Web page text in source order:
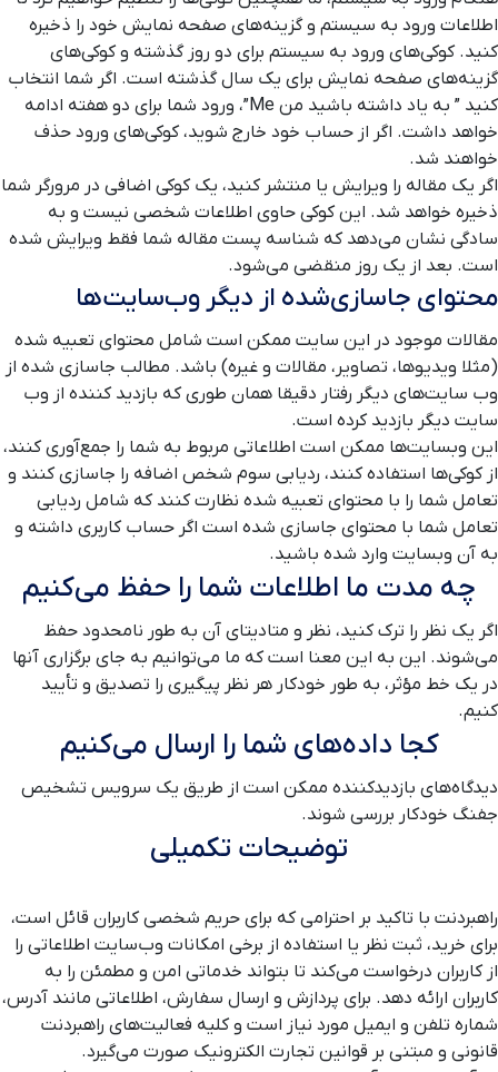
اطلاعات ورود به سیستم و گزینه‌های صفحه نمایش خود را ذخیره
کنید. کوکی‌های ورود به سیستم برای دو روز گذشته و کوکی‌های
گزینه‌های صفحه نمایش برای یک سال گذشته است. اگر شما انتخاب
کنید ” به یاد داشته باشید من Me”، ورود شما برای دو هفته ادامه
خواهد داشت. اگر از حساب خود خارج شوید، کوکی‌های ورود حذف
خواهند شد.
اگر یک مقاله را ویرایش یا منتشر کنید، یک کوکی اضافی در مرورگر شما
ذخیره خواهد شد. این کوکی حاوی اطلاعات شخصی نیست و به
سادگی نشان می‌دهد که شناسه پست مقاله شما فقط ویرایش شده
است. بعد از یک روز منقضی می‌شود.
محتوای جاسازی‌شده از دیگر وب‌سایت‌ها
مقالات موجود در این سایت ممکن است شامل محتوای تعبیه شده
(مثلا ویدیوها، تصاویر، مقالات و غیره) باشد. مطالب جاسازی شده از
وب سایت‌های دیگر رفتار دقیقا همان طوری که بازدید کننده از وب
سایت دیگر بازدید کرده است.
این وبسایت‌ها ممکن است اطلاعاتی مربوط به شما را جمع‌آوری کنند،
از کوکی‌ها استفاده کنند، ردیابی سوم شخص اضافه را جاسازی کنند و
تعامل شما را با محتوای تعبیه شده نظارت کنند که شامل ردیابی
تعامل شما با محتوای جاسازی شده است اگر حساب کاربری داشته و
به آن وبسایت وارد شده باشید.
چه مدت ما اطلاعات شما را حفظ می‌کنیم
اگر یک نظر را ترک کنید، نظر و متادیتای آن به طور نامحدود حفظ
می‌شوند. این به این معنا است که ما می‌توانیم به جای برگزاری آنها
در یک خط مؤثر، به طور خودکار هر نظر پیگیری را تصدیق و تأیید
کنیم.
کجا داده‌های شما را ارسال می‌کنیم
دیدگاه‌های بازدیدکننده ممکن است از طریق یک سرویس تشخیص
جفنگ خودکار بررسی شوند.
توضیحات تکمیلی
راهبردنت با تاکید بر احترامی که برای حریم شخصی کاربران قائل است،
برای خرید، ثبت نظر یا استفاده از برخی امکانات وب‌سایت اطلاعاتی را
از کاربران درخواست می‌کند تا بتواند خدماتی امن و مطمئن را به
کاربران ارائه دهد. برای پردازش و ارسال سفارش، اطلاعاتی مانند آدرس،
شماره تلفن و ایمیل مورد نیاز است و کلیه فعالیت‌های راهبردنت
قانونی و مبتنی بر قوانین تجارت الکترونیک صورت می‌گیرد.